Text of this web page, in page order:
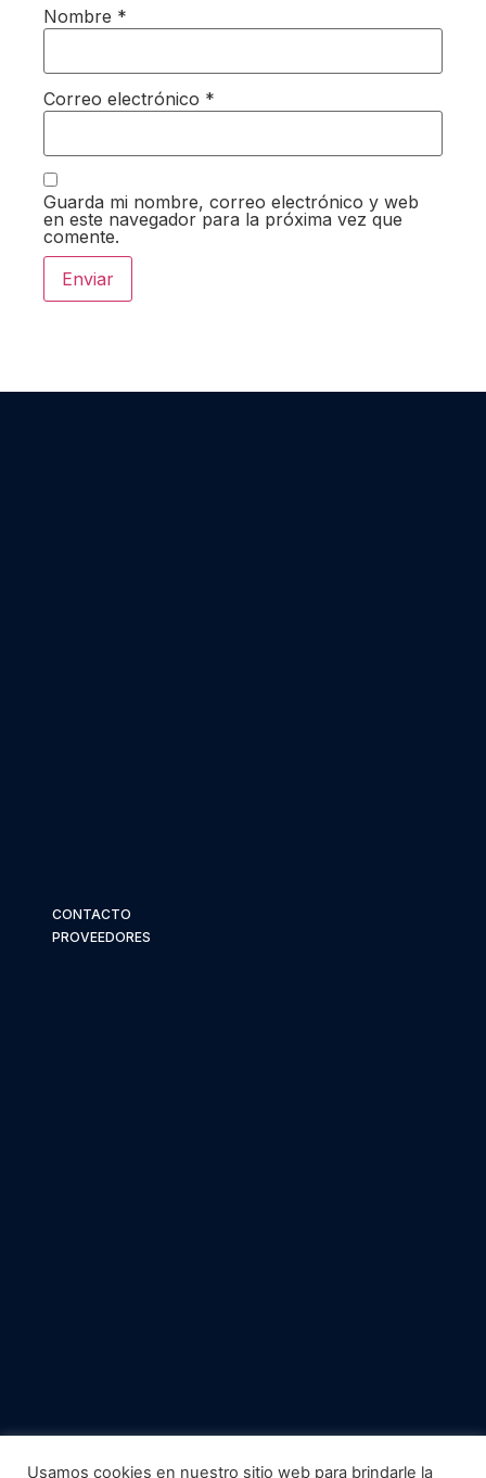
Nombre *
Correo electrónico *
Guarda mi nombre, correo electrónico y web
en este navegador para la próxima vez que
comente.
CONTACTO
PROVEEDORES
Usamos cookies en nuestro sitio web para brindarle la